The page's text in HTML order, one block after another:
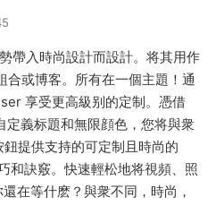
帶入時尚設計而設計。将其用作
或博客。所有在一個主題！通
享受更高級别的定制。憑借
定義标題和無限顔色，您将與衆
提供支持的可定制且時尚的
和訣竅。快速輕松地将視頻、照
在等什麽？與衆不同，時尚，